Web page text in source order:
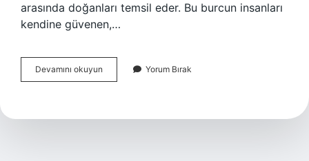
arasında doğanları temsil eder. Bu burcun insanları
kendine güvenen,…
Devamını okuyun
Hangi
Yorum Bırak